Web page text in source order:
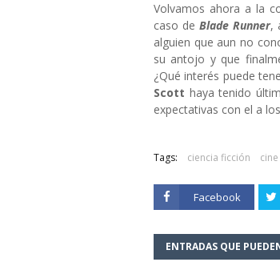
Volvamos ahora a la
caso de Blade Runner,
alguien que aun no
su antojo y que
¿Qué interés puede
Scott haya tenido
expectativas con el a
Tags: ciencia ficción cine
Facebook
ENTRADAS QUE